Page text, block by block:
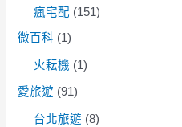
瘋宅配 (151)
微百科 (1)
火耘機 (1)
愛旅遊 (91)
台北旅遊 (8)